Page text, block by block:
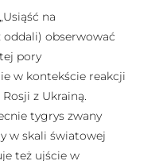
na
oddali) obserwować
pory
w kontekście reakcji
z Ukrainą.
tygrys zwany
w skali światowej
też ujście w